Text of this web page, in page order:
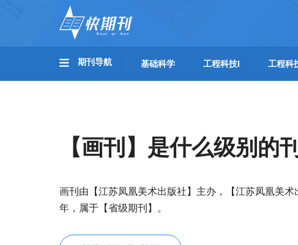
期刊导航 基础科学 工程科技I 工程科
【画刊】是什么级别的
画刊由【江苏凤凰美术出版社】主办，【江苏凤凰美术
年，属于【省级期刊】。